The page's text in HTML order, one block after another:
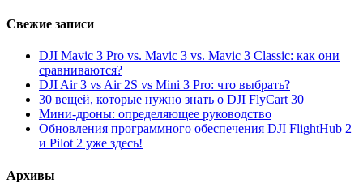
Свежие записи
DJI Mavic 3 Pro vs. Mavic 3 vs. Mavic 3 Classic: как они
сравниваются?
DJI Air 3 vs Air 2S vs Mini 3 Pro: что выбрать?
30 вещей, которые нужно знать о DJI FlyCart 30
Мини-дроны: определяющее руководство
Обновления программного обеспечения DJI FlightHub 2
и Pilot 2 уже здесь!
Архивы